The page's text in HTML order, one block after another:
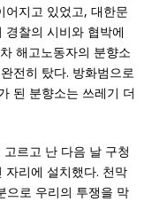
어지고 있었고, 대한문
찰의 시비와 협박에
해고노동자의 분향소
전히 탔다. 방화범으로
된 분향소는 쓰레기 더
르고 난 다음 날 구청
리에 설치했다. 천막
으로 우리의 투쟁을 막